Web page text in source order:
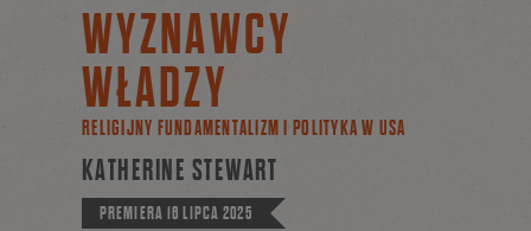
WYZNAWCY
WŁADZY
RELIGIJNY FUNDAMENTALIZM I POLITYKA W USA
KATHERINE STEWART
PREMIERA16 LIPCA 2025